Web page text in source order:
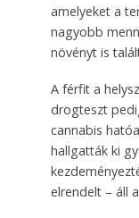
amelyeket a
nagyobb
növényt is
A férfit a
drogteszt
cannabis
hallgatták ki
elrendelt – áll